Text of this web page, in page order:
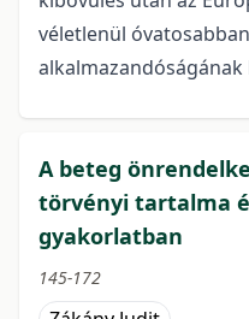
véletlenül
alkalmazandóságának
A beteg
törvényi tartalma
gyakorlatban
145-172